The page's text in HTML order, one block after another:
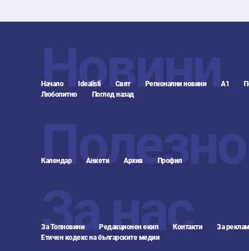
Новини
Начало Idealisti Свят Регионални новини А1
Любопитно
Поглед назад
Полезно
Календар Анкети Архив Профил
За нас
За Топновини Редакционен екип Контакти За
Етичен кодекс на българските медии